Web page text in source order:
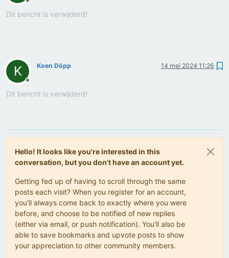
Offline
Dit bericht is verwijderd!
K
Offline
Koen Döpp 14 mei 2024 11:26
Dit bericht is verwijderd!
Hello! It looks like you're interested in this
conversation, but you don't have an account yet.
Getting fed up of having to scroll through the same
posts each visit? When you register for an account,
you'll always come back to exactly where you were
before, and choose to be notified of new replies
(either via email, or push notification). You'll also be
able to save bookmarks and upvote posts to show
your appreciation to other community members.